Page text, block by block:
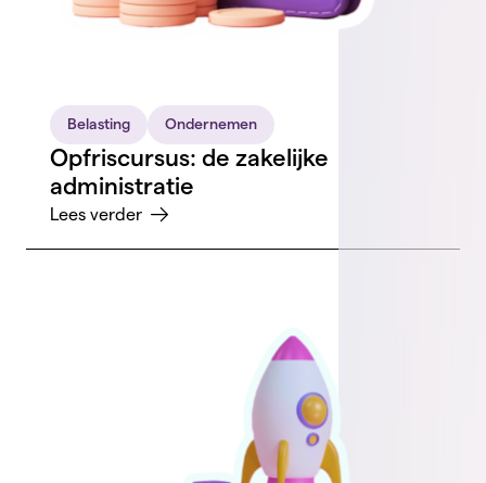
Belasting Ondernemen
Opfriscursus: de zakelijke
administratie
Lees verder